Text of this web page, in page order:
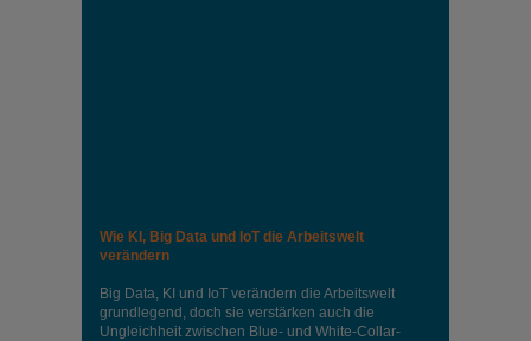
Wie KI, Big Data und IoT die Arbeitswelt
verändern
Big Data, KI und IoT verändern die Arbeitswelt
grundlegend, doch sie verstärken auch die
Ungleichheit zwischen Blue- und White-Collar-